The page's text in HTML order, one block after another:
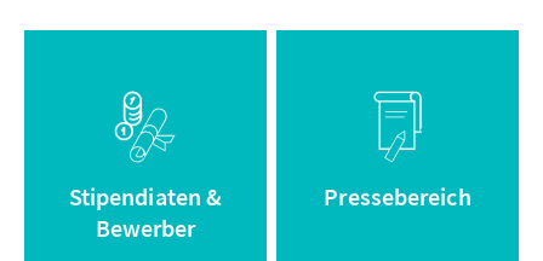
Stipendiaten &
Bewerber
Informationen
zum
Stipendium
Pressebereich
Zum
Pressebereich